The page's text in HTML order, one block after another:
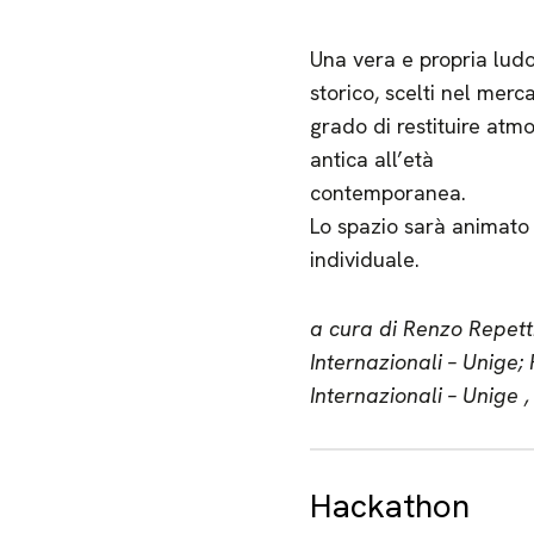
Una vera e propria
storico, scelti nel
grado di restituire
antica all’età
contemporanea.
Lo spazio sarà
individuale.
a cura di Renzo
Internazionali – Unige;
Internazionali – Unige
Hackathon